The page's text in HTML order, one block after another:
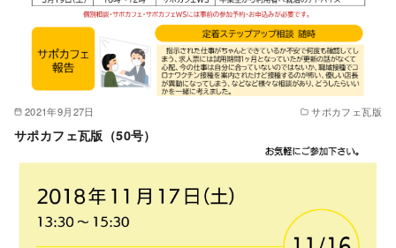
2021年9月27日 サポカフェ瓦版
サポカフェ瓦版（50号）